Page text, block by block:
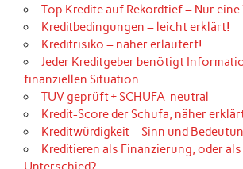
Top Kredite auf Rekordtief – Nur
Kreditbedingungen – leicht erklärt!
Kreditrisiko – näher erläutert!
Jeder Kreditgeber benötigt
finanziellen Situation
TÜV geprüft + SCHUFA-neutral
Kredit-Score der Schufa, näher
Kreditwürdigkeit – Sinn und
Kreditieren als Finanzierung, oder